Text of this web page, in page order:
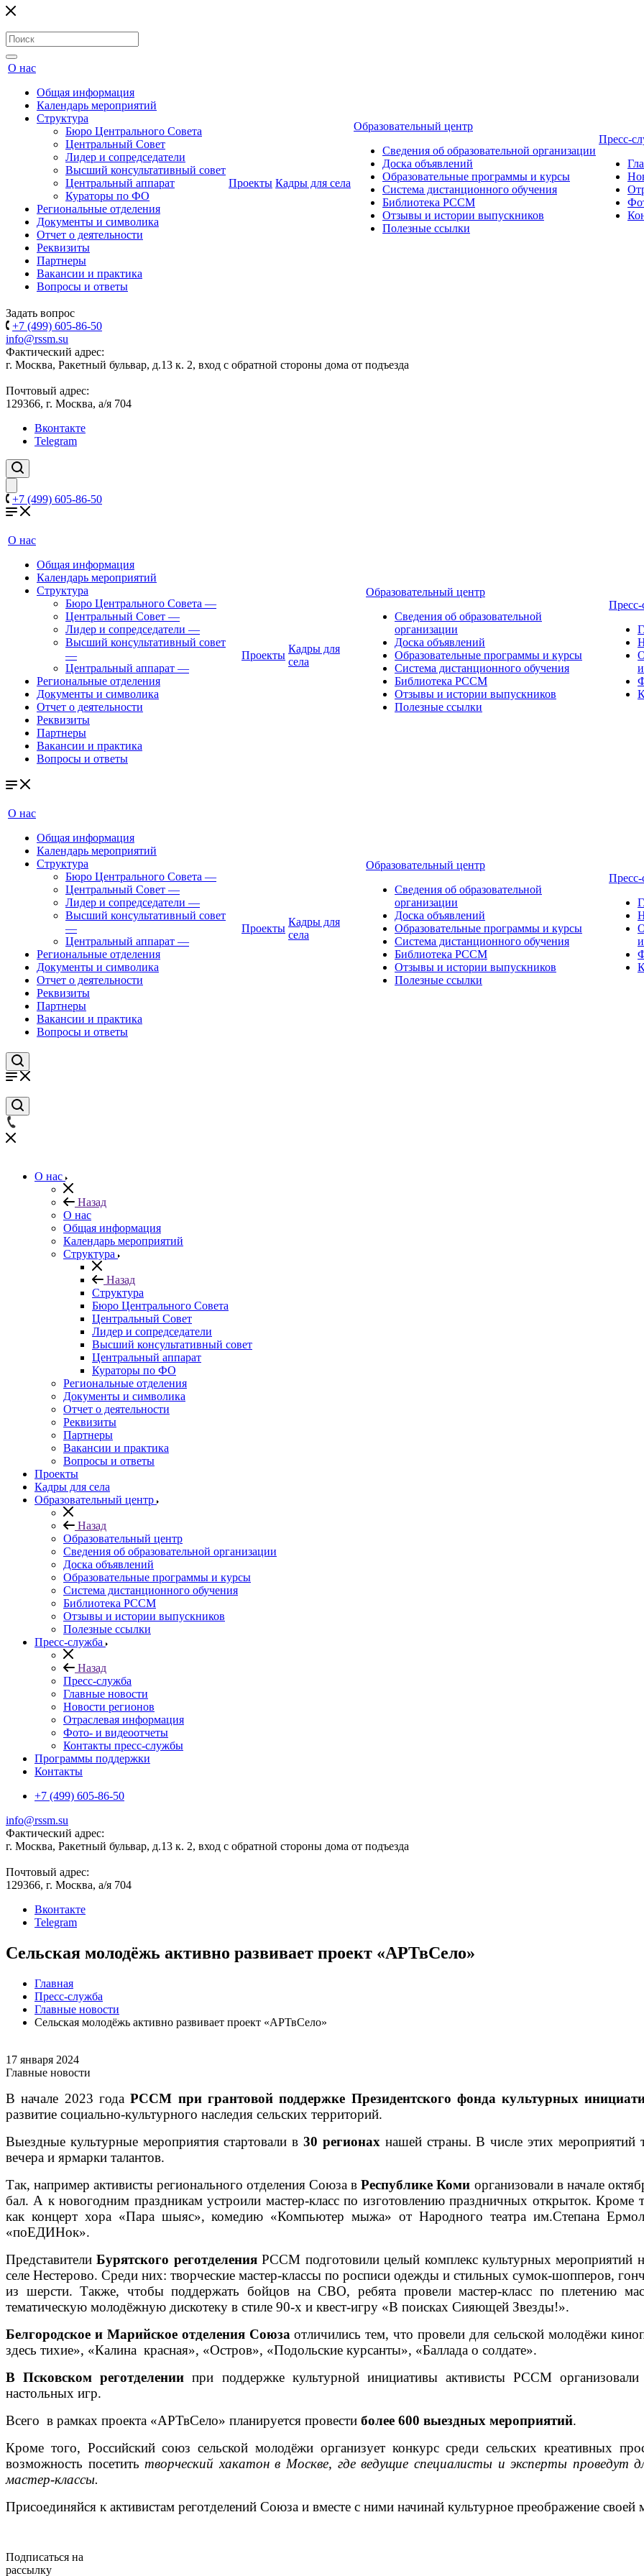
О нас
Общая информация
Календарь мероприятий
Структура
Бюро Центрального Совета
Центральный Совет
Лидер и сопредседатели
Высший консультативный совет
Центральный аппарат
Кураторы по ФО
Региональные отделения
Документы и символика
Отчет о деятельности
Реквизиты
Партнеры
Вакансии и практика
Вопросы и ответы
Проекты Кадры для села
Образовательный центр
Сведения об образовательной организации
Доска объявлений
Образовательные программы и курсы
Система дистанционного обучения
Библиотека РССМ
Отзывы и истории выпускников
Полезные ссылки
Пресс-
Задать вопрос
+7 (499) 605-86-50
info@rssm.su
Фактический адрес:
г. Москва, Ракетный бульвар, д.13 к. 2, вход с обратной стороны дома от подъезда
Почтовый адрес:
129366, г. Москва, а/я 704
Вконтакте
Telegram
+7 (499) 605-86-50
О нас
Общая информация
Календарь мероприятий
Структура
Бюро Центрального Совета —
Центральный Совет —
Лидер и сопредседатели —
Высший консультативный совет
—
Центральный аппарат —
Региональные отделения
Документы и символика
Отчет о деятельности
Реквизиты
Партнеры
Вакансии и практика
Вопросы и ответы
Проекты
Кадры для
села
Образовательный центр
Сведения об образовательной
организации
Доска объявлений
Образовательные программы и курсы
Система дистанционного обучения
Библиотека РССМ
Отзывы и истории выпускников
Полезные ссылки
Пресс-
О нас
Общая информация
Календарь мероприятий
Структура
Бюро Центрального Совета —
Центральный Совет —
Лидер и сопредседатели —
Высший консультативный совет
—
Центральный аппарат —
Региональные отделения
Документы и символика
Отчет о деятельности
Реквизиты
Партнеры
Вакансии и практика
Вопросы и ответы
Проекты
Кадры для
села
Образовательный центр
Сведения об образовательной
организации
Доска объявлений
Образовательные программы и курсы
Система дистанционного обучения
Библиотека РССМ
Отзывы и истории выпускников
Полезные ссылки
Пресс-
О нас
Назад
О нас
Общая информация
Календарь мероприятий
Структура
Назад
Структура
Бюро Центрального Совета
Центральный Совет
Лидер и сопредседатели
Высший консультативный совет
Центральный аппарат
Кураторы по ФО
Региональные отделения
Документы и символика
Отчет о деятельности
Реквизиты
Партнеры
Вакансии и практика
Вопросы и ответы
Проекты
Кадры для села
Образовательный центр
Назад
Образовательный центр
Сведения об образовательной организации
Доска объявлений
Образовательные программы и курсы
Система дистанционного обучения
Библиотека РССМ
Отзывы и истории выпускников
Полезные ссылки
Пресс-служба
Назад
Пресс-служба
Главные новости
Новости регионов
Отраслевая информация
Фото- и видеоотчеты
Контакты пресс-службы
Программы поддержки
Контакты
+7 (499) 605-86-50
info@rssm.su
Фактический адрес:
г. Москва, Ракетный бульвар, д.13 к. 2, вход с обратной стороны дома от подъезда
Почтовый адрес:
129366, г. Москва, а/я 704
Вконтакте
Telegram
Сельская молодёжь активно развивает проект «АРТвСело»
Главная
Пресс-служба
Главные новости
Сельская молодёжь активно развивает проект «АРТвСело»
17 января 2024
Главные новости
В начале 2023 годаРССМ при грантовой поддержке Президентского фонда культурных
развитие социально-культурного наследия сельских территорий.
Выездные культурные мероприятия стартовали в30 регионах нашей страны. В числе этих мероприятий
вечера и ярмарки талантов.
Так, например активисты регионального отделения Союза вРеспублике Коми организовали в начале
бал. А к новогодним праздникам устроили мастер-класс по изготовлению праздничных открыток. Кроме
как концерт хора «Пара шыяс», комедию «Компьютер мыжа» от Народного театра им.Степана
«поЕДИНок».
ПредставителиБурятского реготделенияРССМ подготовили целый комплекс культурных мероприятий
селе Нестерово. Среди них: творческие мастер-классы по росписи одежды и стильных сумок-шопперов,
из шерсти. Также, чтобы поддержать бойцов на СВО, ребята провели мастер-класс по плетению
тематическую молодёжную дискотеку в стиле 90-х и квест-игру «В поисках Сияющей Звезды!».
Белгородское и Марийское отделения Союза отличились тем, что провели для сельской молодёжи
здесь тихие», «Калина красная», «Остров», «Подольские курсанты», «Баллада о солдате».
В Псковском реготделении при поддержке культурной инициативы активисты РССМ
настольных игр.
Всего в рамках проекта «АРТвСело» планируется провести более 600 выездных мероприятий.
Кроме того, Российский союз сельской молодёжи организует конкурс среди сельских креативных
возможность посетить творческий хакатон в Москве, где ведущие специалисты и эксперты проведут
мастер-классы.
Присоединяйся к активистам реготделений Союза и вместе с ними начинай культурное преображение
Подписаться на
рассылку